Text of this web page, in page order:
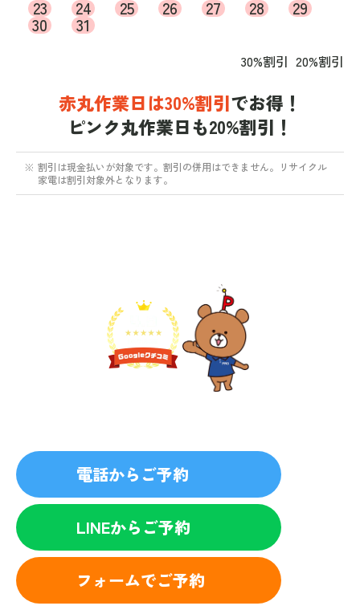
23 24 25 26 27 28 29
30 31
30%割引 20%割引
赤丸作業日は30%割引でお得！
ピンク丸作業日も20%割引！
※ 割引は現金払いが対象です。割引の併用はできません。リサイクル
家電は割引対象外となります。
電話からご予約
LINEからご予約
フォームでご予約